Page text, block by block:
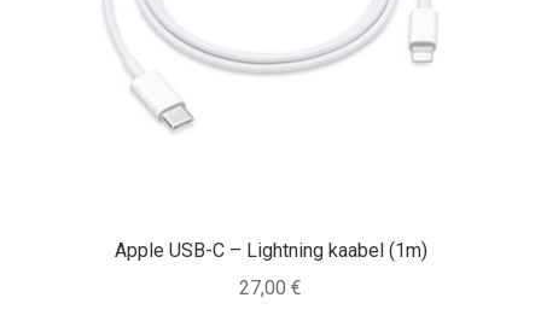
Apple USB-C – Lightning kaabel (1m)
27,00 €